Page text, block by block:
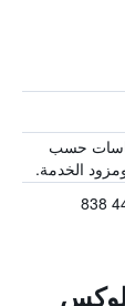
حسب
الخدمة.
لوكس